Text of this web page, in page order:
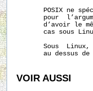
POSIX ne
pour
d’avoir le
cas sous
       Sous  Linux,
       au dessus de
VOIR AUSSI